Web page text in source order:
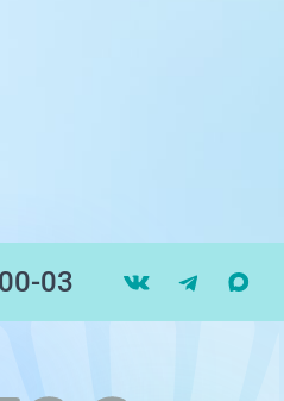
183Б
2, строение 1
03